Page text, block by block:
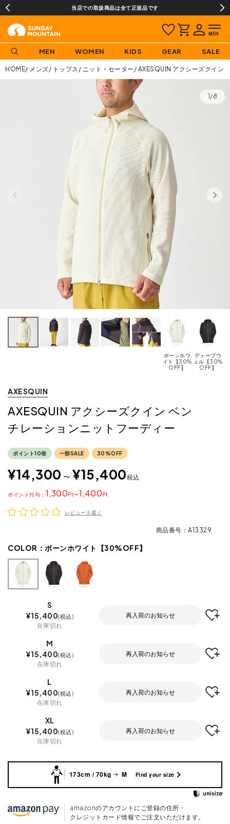
当店での取扱商品は全て正規品です
MEN WOMEN KIDS GEAR SALE
HOME メンズ トップス ニット・セーター AXESQUIN アクシーズクイン
1/8
ボーンホワ
イト【30%
OFF】
ディープウ
ェル【30%
OFF】
AXESQUIN
AXESQUIN アクシーズクイン ベン
チレーションニットフーディー
ポイント10倍 一部SALE 30%OFF
¥14,300 〜 ¥15,400税込
1,300 〜1,400
ポイント
レビューを書く
商品番号 A13329
COLOR： ボーンホワイト【30%OFF】
S
¥15,400 税込
在庫切れ
再入荷のお知らせ
M
¥15,400 税込
在庫切れ
再入荷のお知らせ
L
¥15,400 税込
在庫切れ
再入荷のお知らせ
XL
¥15,400 税込
在庫切れ
再入荷のお知らせ
173cm / 70kg M Find your size
amazonのアカウントにご登録の住所・
クレジットカード情報でご注文いただけます。